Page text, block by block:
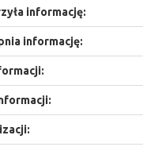
informację:
informację: